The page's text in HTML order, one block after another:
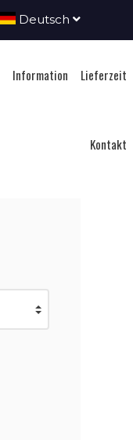
Deutsch
Information Lieferzeit
Kontakt